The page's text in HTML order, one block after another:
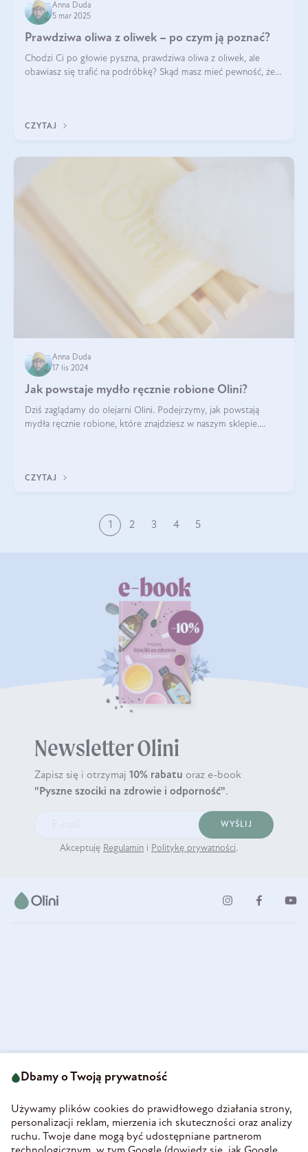
Anna Duda
5 mar 2025
Prawdziwa oliwa z oliwek – po czym ją poznać?
Chodzi Ci po głowie pyszna, prawdziwa oliwa z oliwek, ale
obawiasz się trafić na podróbkę? Skąd masz mieć pewność, że
CZYTAJ
Anna Duda
17 lis 2024
Jak powstaje mydło ręcznie robione Olini?
Dziś zaglądamy do olejarni Olini. Podejrzymy, jak powstają
mydła ręcznie robione, które znajdziesz w naszym sklepie.
CZYTAJ
1 2 3 4 5
Newsletter Olini
Zapisz się i otrzymaj 10% rabatu oraz e-book
"Pyszne szociki na zdrowie i odporność".
WYŚLIJ
Akceptuję Regulamin i Politykę prywatności.
58-160 Świebodzice
REGON 890213034
INFORMACJE
Dbamy o Twoją prywatność
Używamy plików cookies do prawidłowego działania strony,
personalizacji reklam, mierzenia ich skuteczności oraz analizy
ruchu. Twoje dane mogą być udostępniane partnerom